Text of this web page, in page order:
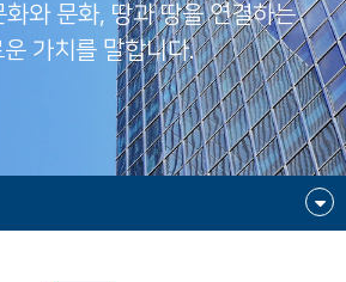
와 문화, 땅과 땅을 연결하는
가치를 말합니다.